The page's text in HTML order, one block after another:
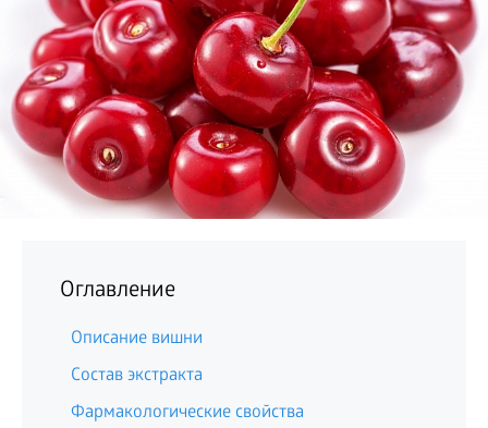
Оглавление
Описание вишни
Состав экстракта
Фармакологические свойства